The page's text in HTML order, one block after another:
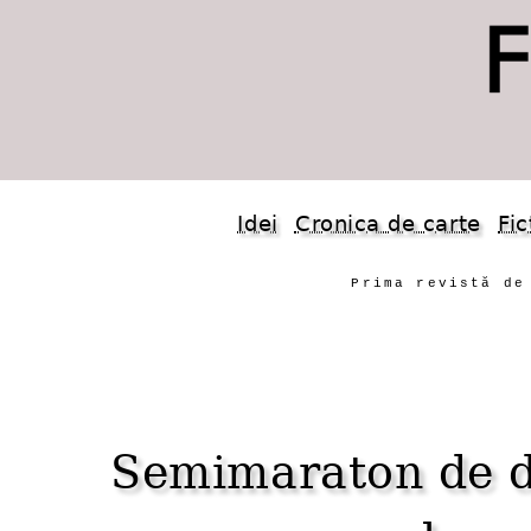
Idei Cronica de carte
Prima revistă
Semimaraton de